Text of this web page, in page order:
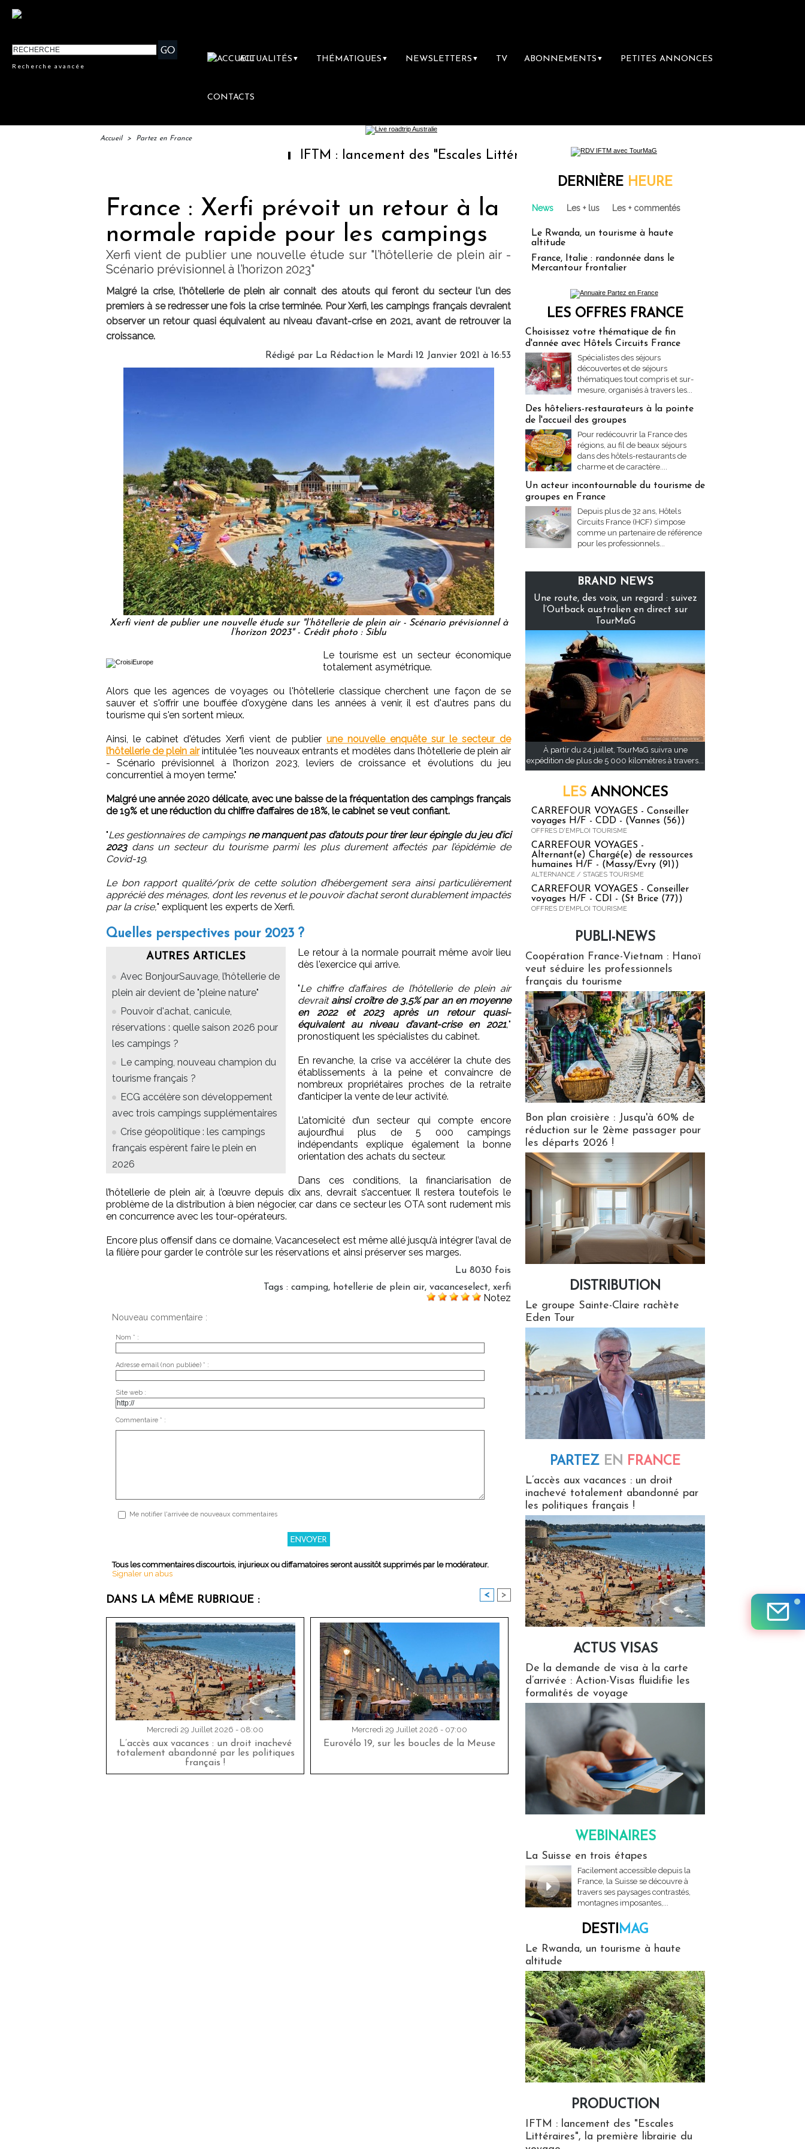
Recherche avancée
ACTUALITÉS ▼ THÉMATIQUES ▼ NEWSLETTERS ▼ TV ABONNEMENTS ▼ PETITES ANNONCES
CONTACTS
Accueil > Partez en France
IFTM : lancement des "Escales Littéraires", la première librairie du voyage
France : Xerfi prévoit un retour à la
normale rapide pour les campings
Xerfi vient de publier une nouvelle étude sur "l’hôtellerie de plein air -
Scénario prévisionnel à l’horizon 2023"
Malgré la crise, l'hôtellerie de plein air connait des atouts qui feront du secteur l'un des
premiers à se redresser une fois la crise terminée. Pour Xerfi, les campings français devraient
observer un retour quasi équivalent au niveau d’avant-crise en 2021, avant de retrouver la
croissance.
Rédigé par La Rédaction le Mardi 12 Janvier 2021 à 16:53
Xerfi vient de publier une nouvelle étude sur "l’hôtellerie de plein air - Scénario prévisionnel à
l’horizon 2023" - Crédit photo : Siblu
Le tourisme est un secteur économique
totalement asymétrique.
Alors que les agences de voyages ou l'hôtellerie classique cherchent une façon de se
sauver et s'offrir une bouffée d'oxygène dans les années à venir, il est d'autres pans du
tourisme qui s'en sortent mieux.
Ainsi, le cabinet d'études Xerfi vient de publier une nouvelle enquête sur le secteur de
l’hôtellerie de plein airintitulée "les nouveaux entrants et modèles dans l’hôtellerie de plein air
- Scénario prévisionnel à l’horizon 2023, leviers de croissance et évolutions du jeu
concurrentiel à moyen terme."
Malgré une année 2020 délicate, avec une baisse de la fréquentation des campings français
de 19% et une réduction du chiffre d’affaires de 18%, le cabinet se veut confiant.
"Les gestionnaires de campings ne manquent pas d’atouts pour tirer leur épingle du jeu d’ici
2023dans un secteur du tourisme parmi les plus durement affectés par l’épidémie de
Covid-19.
Le bon rapport qualité/prix de cette solution d’hébergement sera ainsi particulièrement
apprécié des ménages, dont les revenus et le pouvoir d’achat seront durablement impactés
par la crise," expliquent les experts de Xerfi.
Quelles perspectives pour 2023 ?
AUTRES ARTICLES
Avec BonjourSauvage, l’hôtellerie de
plein air devient de "pleine nature"
Pouvoir d'achat, canicule,
réservations : quelle saison 2026 pour
les campings ?
Le camping, nouveau champion du
tourisme français ?
ECG accélère son développement
avec trois campings supplémentaires
Crise géopolitique : les campings
français espèrent faire le plein en
2026
Le retour à la normale pourrait même avoir lieu
dès l'exercice qui arrive.
"Le chiffre d’affaires de l’hôtellerie de plein air
devrait ainsi croître de 3,5% par an en moyenne
en 2022 et 2023 après un retour quasi-
équivalent au niveau d’avant-crise en 2021,"
pronostiquent les spécialistes du cabinet.
En revanche, la crise va accélérer la chute des
établissements à la peine et convaincre de
nombreux propriétaires proches de la retraite
d’anticiper la vente de leur activité.
L’atomicité d’un secteur qui compte encore
aujourd’hui plus de 5 000 campings
indépendants explique également la bonne
orientation des achats du secteur.
Dans ces conditions, la financiarisation de
l’hôtellerie de plein air, à l’œuvre depuis dix ans, devrait s’accentuer. Il restera toutefois le
problème de la distribution à bien négocier, car dans ce secteur les OTA sont rudement mis
en concurrence avec les tour-opérateurs.
Encore plus offensif dans ce domaine, Vacanceselect est même allé jusqu’à intégrer l’aval de
la filière pour garder le contrôle sur les réservations et ainsi préserver ses marges.
Lu 8030 fois
Tags : camping, hotellerie de plein air, vacanceselect, xerfi
Notez
Nouveau commentaire :
Nom * :
Adresse email (non publiée) * :
Site web :
Commentaire * :
Me notifier l'arrivée de nouveaux commentaires
Tous les commentaires discourtois, injurieux ou diffamatoires seront aussitôt supprimés par le modérateur.
Signaler un abus
DANS LA MÊME RUBRIQUE : < >
Mercredi 29 Juillet 2026 - 08:00
L’accès aux vacances : un droit inachevé
totalement abandonné par les politiques
français !
Mercredi 29 Juillet 2026 - 07:00
Eurovélo 19, sur les boucles de la Meuse
DERNIÈRE HEURE
News Les + lus Les + commentés
Le Rwanda, un tourisme à haute
altitude
France, Italie : randonnée dans le
Mercantour frontalier
LES OFFRES FRANCE
Choisissez votre thématique de fin
d'année avec Hôtels Circuits France
Spécialistes des séjours
découvertes et de séjours
thématiques tout compris et sur-
mesure, organisés à travers les...
Des hôteliers-restaurateurs à la pointe
de l'accueil des groupes
Pour redécouvrir la France des
régions, au fil de beaux séjours
dans des hôtels-restaurants de
charme et de caractère....
Un acteur incontournable du tourisme de
groupes en France
Depuis plus de 32 ans, Hôtels
Circuits France (HCF) s’impose
comme un partenaire de référence
pour les professionnels...
BRAND NEWS
Une route, des voix, un regard : suivez
l’Outback australien en direct sur
TourMaG
À partir du 24 juillet, TourMaG suivra une
expédition de plus de 5 000 kilomètres à travers...
LES ANNONCES
CARREFOUR VOYAGES - Conseiller
voyages H/F - CDD - (Vannes (56))
OFFRES D'EMPLOI TOURISME
CARREFOUR VOYAGES -
Alternant(e) Chargé(e) de ressources
humaines H/F - (Massy/Evry (91))
ALTERNANCE / STAGES TOURISME
CARREFOUR VOYAGES - Conseiller
voyages H/F - CDI - (St Brice (77))
OFFRES D'EMPLOI TOURISME
PUBLI-NEWS
Coopération France-Vietnam : Hanoï
veut séduire les professionnels
français du tourisme
Bon plan croisière : Jusqu'à 60% de
réduction sur le 2ème passager pour
les départs 2026 !
DISTRIBUTION
Le groupe Sainte-Claire rachète
Eden Tour
PARTEZ EN FRANCE
L’accès aux vacances : un droit
inachevé totalement abandonné par
les politiques français !
ACTUS VISAS
De la demande de visa à la carte
d’arrivée : Action-Visas fluidifie les
formalités de voyage
WEBINAIRES
La Suisse en trois étapes
Facilement accessible depuis la
France, la Suisse se découvre à
travers ses paysages contrastés,
montagnes imposantes,...
DESTIMAG
Le Rwanda, un tourisme à haute
altitude
PRODUCTION
IFTM : lancement des "Escales
Littéraires", la première librairie du